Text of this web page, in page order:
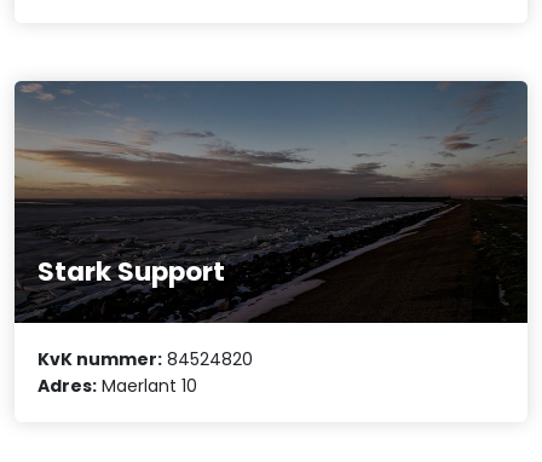
Stark Support
KvK nummer: 84524820
Adres: Maerlant 10